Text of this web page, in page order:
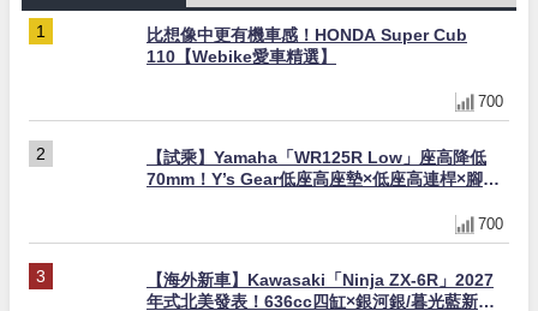
比想像中更有機車感！HONDA Super Cub
110【Webike愛車精選】
700
【試乘】Yamaha「WR125R Low」座高降低
70mm！Y’s Gear低座高座墊×低座高連桿×腳踏
700
【海外新車】Kawasaki「Ninja ZX-6R」2027
年式北美發表！636cc四缸×銀河銀/暮光藍新色